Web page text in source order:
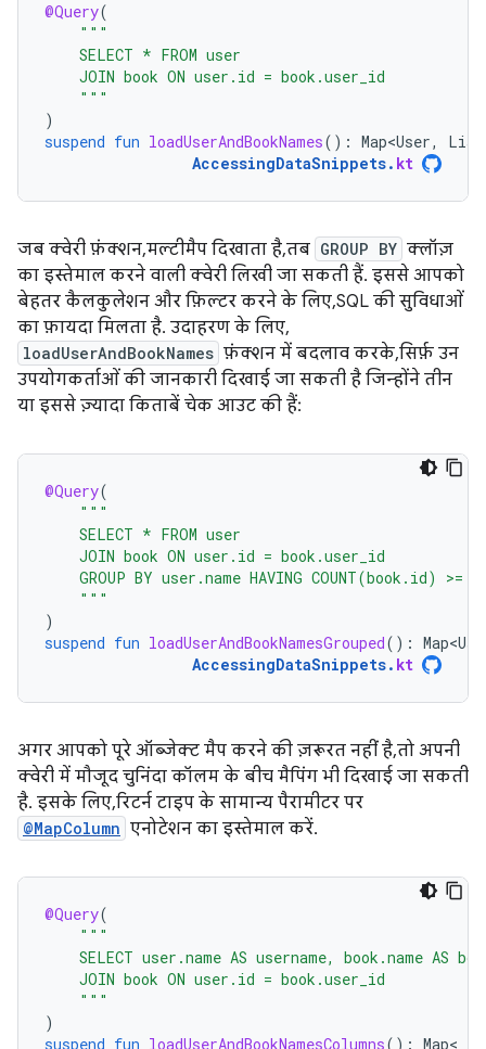
@Query(
"""
    SELECT * FROM user
    JOIN book ON user.id = book.user_id
    """
)
suspend fun loadUserAndBookNames(): Map<User,
AccessingDataSnippets. kt
जब क्वेरी फ़ंक्शन, मल्टीमैप दिखाता है, तब GROUP BY क्लॉज़
का इस्तेमाल करने वाली क्वेरी लिखी जा सकती हैं. इससे आपको
बेहतर कैलकुलेशन और फ़िल्टर करने के लिए, SQL की सुविधाओं
का फ़ायदा मिलता है. उदाहरण के लिए,
loadUserAndBookNames फ़ंक्शन में बदलाव करके, सिर्फ़ उन
उपयोगकर्ताओं की जानकारी दिखाई जा सकती है जिन्होंने तीन
या इससे ज़्यादा किताबें चेक आउट की हैं:
@Query(
"""
    SELECT * FROM user
    JOIN book ON user.id = book.user_id
    GROUP BY user.name HAVING COUNT(book.id) >= 3
    """
)
suspend fun loadUserAndBookNamesGrouped():
AccessingDataSnippets. kt
अगर आपको पूरे ऑब्जेक्ट मैप करने की ज़रूरत नहीं है, तो अपनी
क्वेरी में मौजूद चुनिंदा कॉलम के बीच मैपिंग भी दिखाई जा सकती
है. इसके लिए, रिटर्न टाइप के सामान्य पैरामीटर पर
@MapColumn एनोटेशन का इस्तेमाल करें.
@Query(
"""
SELECT user.name AS username, book.name AS
    JOIN book ON user.id = book.user_id
    """
)
suspend fun loadUserAndBookNamesColumns(): Map